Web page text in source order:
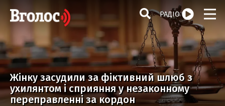
РАДІО
Жінку засудили за фіктивний шлюб з
ухилянтом і сприяння у незаконному
переправленні за кордон